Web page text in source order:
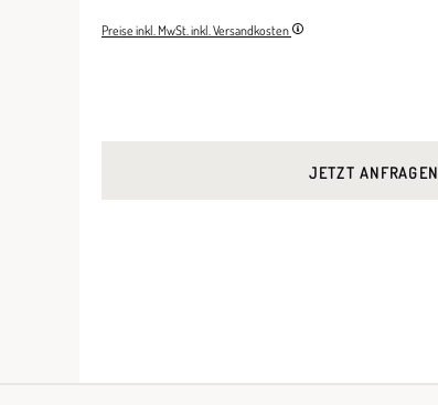
Preise inkl. MwSt. inkl. Versandkosten
JETZT ANFRAGEN